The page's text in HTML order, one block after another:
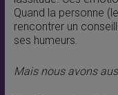
Quand la personne
rencontrer un
ses humeurs.
Mais nous avons